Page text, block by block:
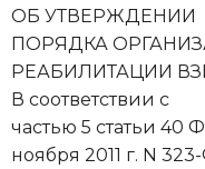
ОБ УТВЕРЖДЕНИИ
ПОРЯДКА
РЕАБИЛИТАЦИИ
В соответствии с
частью 5 статьи 40
ноября 2011 г. N